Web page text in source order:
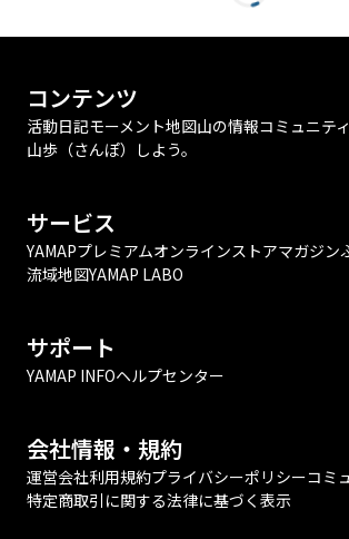
コンテンツ
活動日記モーメント地図山の情報コミュニティ
山歩（さんぽ）しよう。
サービス
YAMAPプレミアムオンラインストアマガジン
流域地図YAMAP LABO
サポート
YAMAP INFOヘルプセンター
会社情報・規約
運営会社利用規約プライバシーポリシーコミ
特定商取引に関する法律に基づく表示